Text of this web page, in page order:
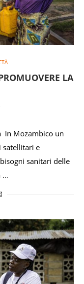
LA
In Mozambico un
satellitari e
sanitari delle
…